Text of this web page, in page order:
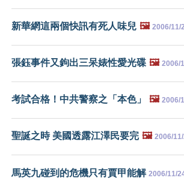
新華網這兩個快訊有死人味兒 🖼️ 2006/11/
張鈺事件又鉤出三呆婊性愛光碟 🖼️ 2006/
考試合格！中共警察之「本色」 🖼️ 2006/
聖誕之時 美國透露江澤民要完 🖼️ 2006/
馬英九碰到的危機只有賈甲能解 2006/11/